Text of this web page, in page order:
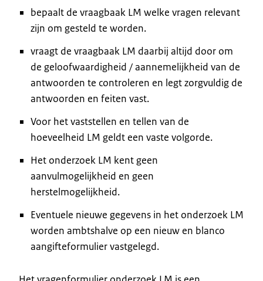
bepaalt de vraagbaak LM welke vragen relevant
zijn om gesteld te worden.
vraagt de vraagbaak LM daarbij altijd door om
de geloofwaardigheid / aannemelijkheid van de
antwoorden te controleren en legt zorgvuldig de
antwoorden en feiten vast.
Voor het vaststellen en tellen van de
hoeveelheid LM geldt een vaste volgorde.
Het onderzoek LM kent geen
aanvulmogelijkheid en geen
herstelmogelijkheid.
Eventuele nieuwe gegevens in het onderzoek LM
worden ambtshalve op een nieuw en blanco
aangifteformulier vastgelegd.